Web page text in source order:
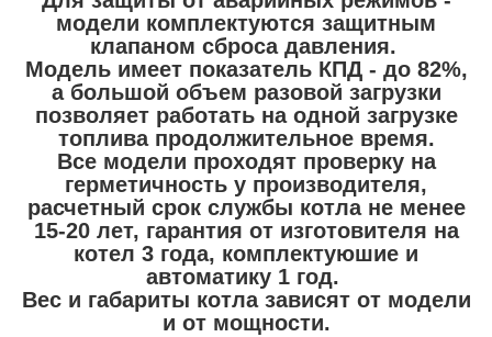
модели комплектуются защитным
клапаном сброса давления.
Модель имеет показатель КПД - до 82%,
а большой объем разовой загрузки
позволяет работать на одной загрузке
топлива продолжительное время.
Все модели проходят проверку на
герметичность у производителя,
расчетный срок службы котла не менее
15-20 лет, гарантия от изготовителя на
котел 3 года, комплектуюшие и
автоматику 1 год.
Вес и габариты котла зависят от модели
и от мощности.